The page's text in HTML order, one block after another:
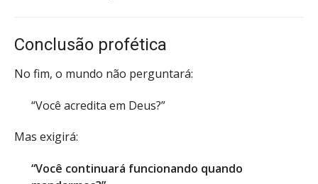
Conclusão profética
No fim, o mundo não perguntará:
“Você acredita em Deus?”
Mas exigirá:
“Você continuará funcionando quando